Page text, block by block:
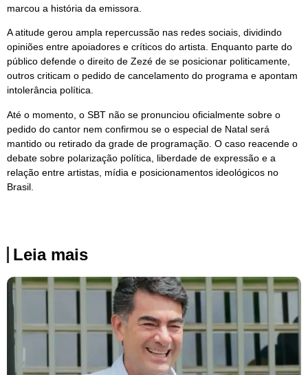
marcou a história da emissora.
A atitude gerou ampla repercussão nas redes sociais, dividindo
opiniões entre apoiadores e críticos do artista. Enquanto parte do
público defende o direito de Zezé de se posicionar politicamente,
outros criticam o pedido de cancelamento do programa e apontam
intolerância política.
Até o momento, o SBT não se pronunciou oficialmente sobre o
pedido do cantor nem confirmou se o especial de Natal será
mantido ou retirado da grade de programação. O caso reacende o
debate sobre polarização política, liberdade de expressão e a
relação entre artistas, mídia e posicionamentos ideológicos no
Brasil.
Leia mais